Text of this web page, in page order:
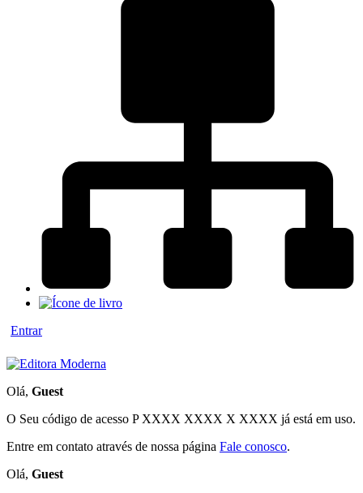
Entrar
Olá, Guest
O Seu código de acesso P XXXX XXXX X XXXX já está em uso.
Entre em contato através de nossa página Fale conosco.
Olá, Guest